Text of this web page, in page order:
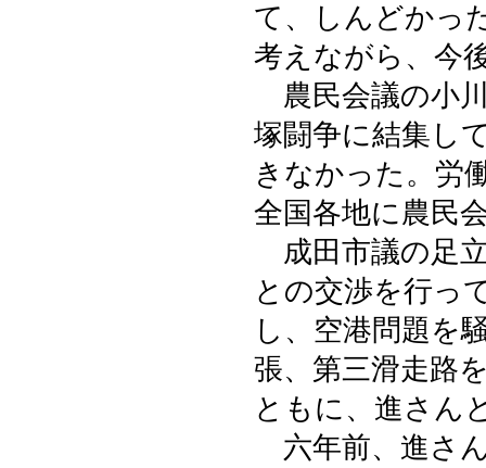
て、しんどかっ
考えながら、今
農民会議の小
塚闘争に結集し
きなかった。労
全国各地に農民
成田市議の足
との交渉を行っ
し、空港問題を
張、第三滑走路
ともに、進さん
六年前、進さ